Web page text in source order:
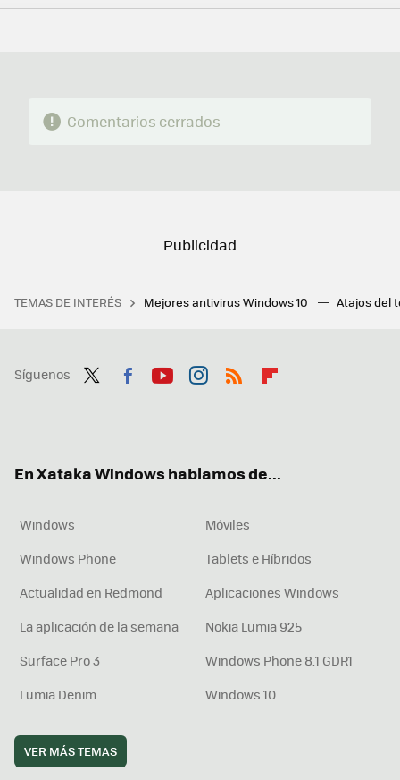
FACEBOOK
TWITTERFLIPBOARD
E-
WHATSAPP
Comentarios cerrados
TEMAS DE INTERÉS Mejores antivirus Windows 10 Atajos del
Síguenos
En Xataka Windows hablamos de...
Windows
Móviles
Windows Phone
Tablets e Híbridos
Actualidad en Redmond
Aplicaciones Windows
La aplicación de la semana
Nokia Lumia 925
Surface Pro 3
Windows Phone 8.1 GDR1
Lumia Denim
Windows 10
VER MÁS TEMAS